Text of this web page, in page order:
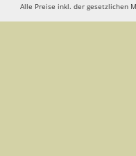
Alle Preise inkl. der gesetzlichen